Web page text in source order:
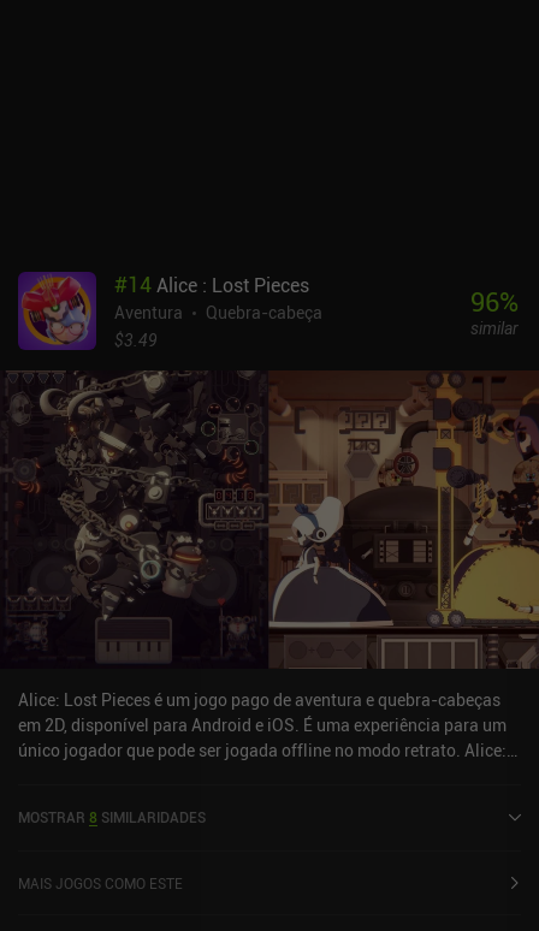
Mirages of Winter é um jogo premium de US$ 4,99, sem anúncios
ou iAPs. Ele certamente não atrai um público amplo, mas se quiser
relaxar depois de um dia longo e estressante, esse jogo oferece o
tipo certo de experiência meditativa e relaxante.
#14Alice : Lost Pieces
Aventura
Quebra-cabeça
$3.49
96%
similar
Alice: Lost Pieces é um jogo pago de aventura e quebra-cabeças
em 2D, disponível para Android e iOS. É uma experiência para um
único jogador que pode ser jogada offline no modo retrato. Alice:
MOSTRAR 8 SIMILARIDADES
MAIS JOGOS COMO ESTE